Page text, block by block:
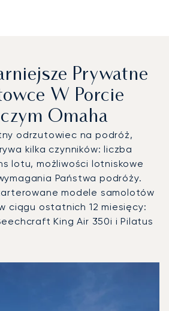
Prywatne
W Porcie
Omaha
odrzutowiec na podróż,
kilka czynników: liczba
lotu, możliwości lotniskowe
Państwa podróży.
modele samolotów
ciągu ostatnich 12 miesięcy:
King Air 350i i Pilatus